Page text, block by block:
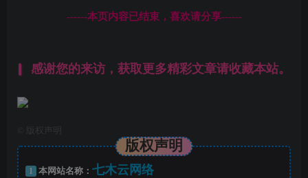
------本页内容已结束，喜欢请分享------
感谢您的来访，获取更多精彩文章请收藏本站。
版权声明
版权声明
1 本网站名称： 七木云网络